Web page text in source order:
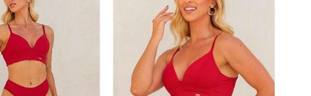
BODY